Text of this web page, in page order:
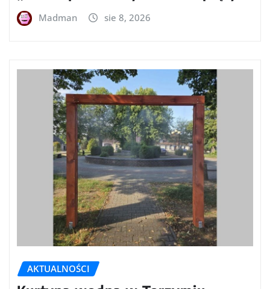
Madman sie 8, 2026
AKTUALNOŚCI